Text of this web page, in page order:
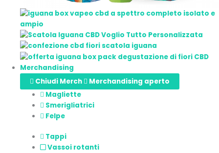
Merchandising
Chiudi Merch
Merchandising aperto
Magliette
Smerigliatrici
Felpe
Tappi
Vassoi rotanti